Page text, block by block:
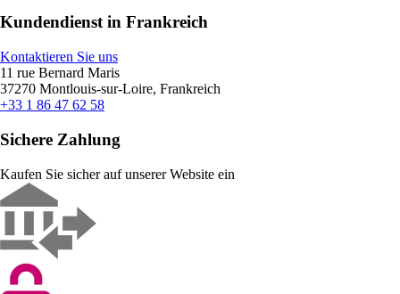
Kundendienst in Frankreich
Kontaktieren Sie uns
11 rue Bernard Maris
37270 Montlouis-sur-Loire, Frankreich
+33 1 86 47 62 58
Sichere Zahlung
Kaufen Sie sicher auf unserer Website ein